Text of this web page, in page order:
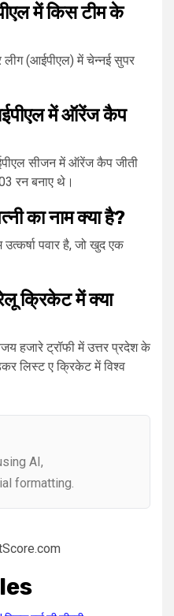
में किस टीम के
लीग (आईपीएल) में चेन्नई सुपर
में ऑरेंज कैप
सीजन में ऑरेंज कैप जीती
रन बनाए थे।
का नाम क्या है?
पवार है, जो खुद एक
क्रिकेट में क्या
हजारे ट्रॉफी में उत्तर प्रदेश के
लिस्ट ए क्रिकेट में विश्व
AI,
formatting.